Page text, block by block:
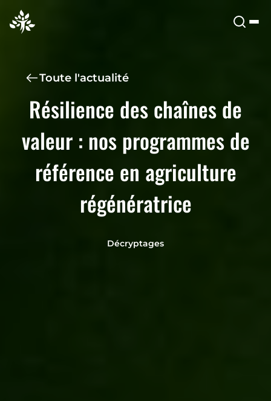
Toute l'actualité
Résilience des chaînes de
valeur : nos programmes de
référence en agriculture
régénératrice
Décryptages